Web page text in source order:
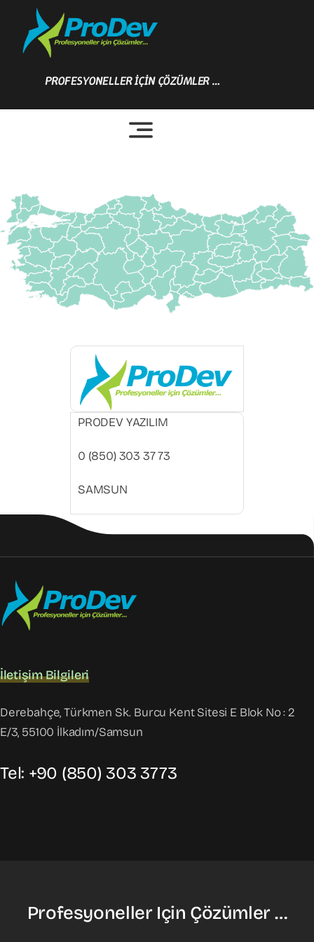
content
PROFESYONELLER İÇİN ÇÖZÜMLER …
PRODEV YAZILIM
0 (850) 303 37 73
SAMSUN
İletişim Bilgileri
Derebahçe, Türkmen Sk. Burcu Kent Sitesi E Blok No : 2
E/3, 55100 İlkadım/Samsun
Tel: +90 (850) 303 3773
Profesyoneller Için Çözümler …